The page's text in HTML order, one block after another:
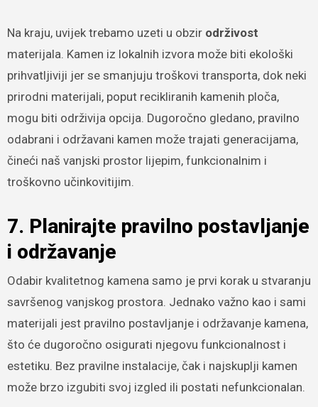
Na kraju, uvijek trebamo uzeti u obzir održivost
materijala. Kamen iz lokalnih izvora može biti ekološki
prihvatljiviji jer se smanjuju troškovi transporta, dok neki
prirodni materijali, poput recikliranih kamenih ploča,
mogu biti održivija opcija. Dugoročno gledano, pravilno
odabrani i održavani kamen može trajati generacijama,
čineći naš vanjski prostor lijepim, funkcionalnim i
troškovno učinkovitijim.
7. Planirajte pravilno postavljanje
i održavanje
Odabir kvalitetnog kamena samo je prvi korak u stvaranju
savršenog vanjskog prostora. Jednako važno kao i sami
materijali jest pravilno postavljanje i održavanje kamena,
što će dugoročno osigurati njegovu funkcionalnost i
estetiku. Bez pravilne instalacije, čak i najskuplji kamen
može brzo izgubiti svoj izgled ili postati nefunkcionalan.